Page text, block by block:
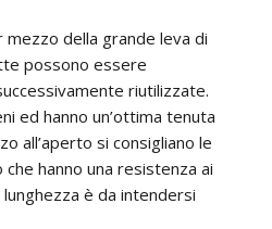
mezzo della grande leva di
possono essere
riutilizzate.
ed hanno un’ottima tenuta
all’aperto si consigliano le
hanno una resistenza ai
è da intendersi